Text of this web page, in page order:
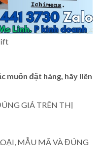
muốn đặt hàng, hãy liên
GIÁ TRÊN THỊ
MẪU MÃ VÀ ĐÚNG